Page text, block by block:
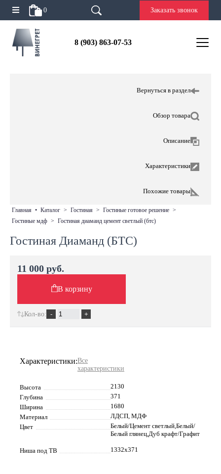
0 Заказать звонок
8 (903) 863-07-53
Вернуться в раздел
Обзор товара
Описание
Характеристики
Похожие товары
главная • каталог > гостиная > гостиные готовое решение >
гостиные мдф > гостиная диаманд цемент светлый (бтс)
Гостиная Диаманд (БТС)
Характеристики:Все
характеристики
Высота
2130
Глубина
371
Ширина
1680
Материал
ЛДСП, МДФ
Цвет
Белый/Цемент светлый,Белый/
Белый глянец,Дуб крафт/Графит
Ниша под ТВ 1332х371
11 000 руб.
В корзину
Кол-во: